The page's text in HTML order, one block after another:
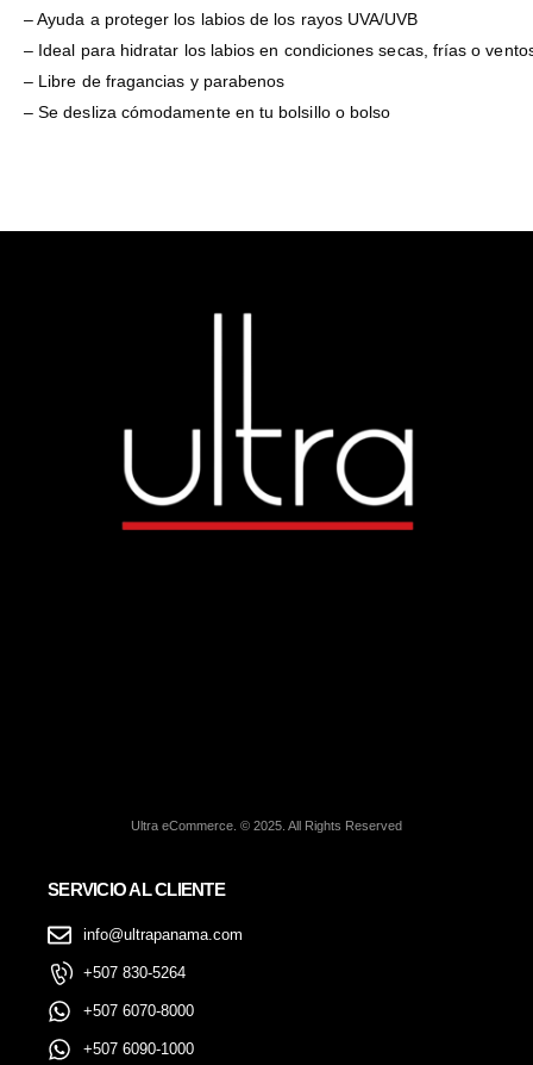
– Ayuda a proteger los labios de los rayos UVA/UVB
– Ideal para hidratar los labios en condiciones secas, frías o
– Libre de fragancias y parabenos
– Se desliza cómodamente en tu bolsillo o bolso
Ultra eCommerce. © 2025. All Rights Reserved
SERVICIO AL CLIENTE
info@ultrapanama.com
+507 830-5264
+507 6070-8000
+507 6090-1000